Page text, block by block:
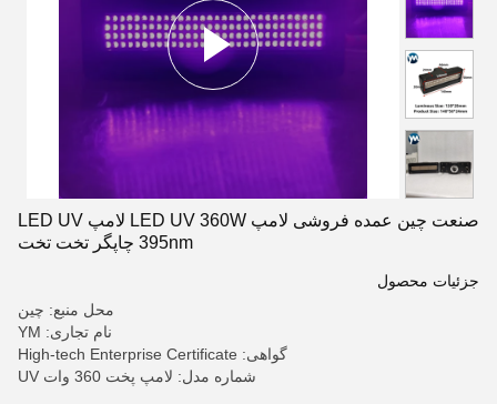
صنعت چین عمده فروشی لامپ LED UV 360W لامپ LED UV
395nm چاپگر تخت تخت
جزئیات محصول
محل منبع: چین
نام تجاری: YM
گواهی: High-tech Enterprise Certificate
شماره مدل: لامپ پخت 360 وات UV